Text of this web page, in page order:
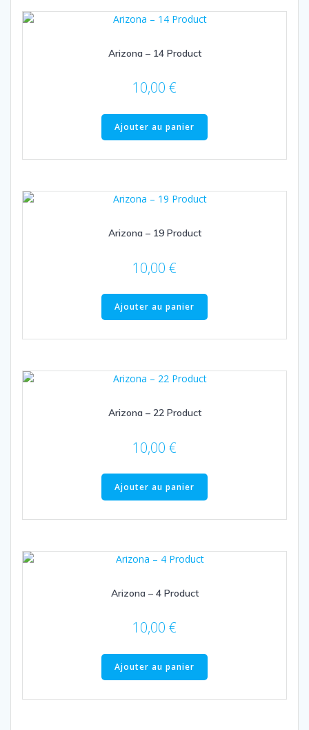
Arizona – 14 Product
10,00 €
Ajouter au panier
Arizona – 19 Product
10,00 €
Ajouter au panier
Arizona – 22 Product
10,00 €
Ajouter au panier
Arizona – 4 Product
10,00 €
Ajouter au panier